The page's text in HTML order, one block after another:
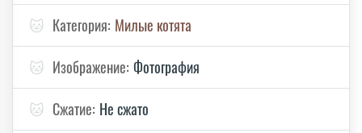
🐱 Категория: Милые котята
🐱 Изображение: Фотография
🐱 Сжатие: Не сжато